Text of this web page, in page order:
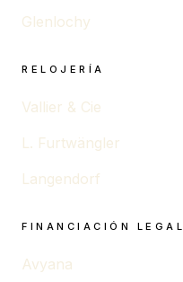
Glenlochy
RELOJERÍA
Vallier & Cie
L. Furtwängler
Langendorf
FINANCIACIÓN LEGAL
Avyana